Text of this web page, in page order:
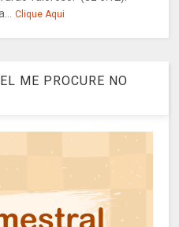
Clique Aqui
ME PROCURE NO